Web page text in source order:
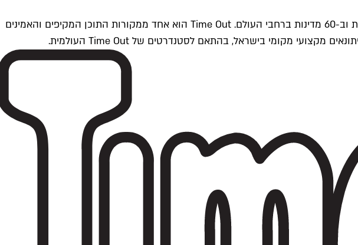
Time Outתל אביב הוא חלק מרשת Time Out Global — רשת מדיה בינלאומית הפועלת ב-360 ערים מרכזיות וב-60 מדינות ברחבי העולם. Time Out הוא אחד ממקורות התוכן המקיפים והאמינים